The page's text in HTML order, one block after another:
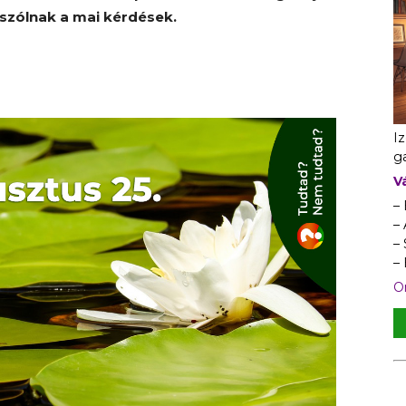
a mai kérdések.
–
–
–
–